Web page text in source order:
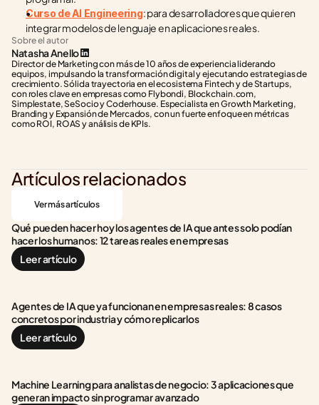
Curso de AI Engineering: para desarrolladores que quieren
integrar modelos de lenguaje en aplicaciones reales.
Sobre el autor
Natasha Anello
Director de Marketing con más de 10 años de experiencia liderando
equipos, impulsando la transformación digital y ejecutando estrategias de
crecimiento. Sólida trayectoria en el ecosistema Fintech y de Startups,
con roles clave en empresas como Flybondi, Blockchain.com,
Simplestate, SeSocio y Coderhouse. Especialista en Growth Marketing,
Branding y Expansión de Mercados, con un fuerte enfoque en métricas
como ROI, ROAS y análisis de KPIs.
Artículos relacionados
Ver más artículos
Qué pueden hacer hoy los agentes de IA que antes solo podían
hacer los humanos: 12 tareas reales en empresas
Leer artículo
Agentes de IA que ya funcionan en empresas reales: 8 casos
concretos por industria y cómo replicarlos
Leer artículo
Machine Learning para analistas de negocio: 3 aplicaciones que
generan impacto sin programar avanzado